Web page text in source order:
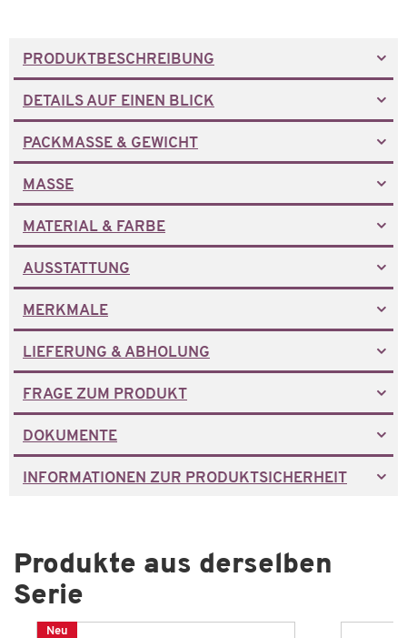
PRODUKTBESCHREIBUNG
DETAILS AUF EINEN BLICK
PACKMASSE & GEWICHT
MASSE
MATERIAL & FARBE
AUSSTATTUNG
MERKMALE
LIEFERUNG & ABHOLUNG
FRAGE ZUM PRODUKT
DOKUMENTE
INFORMATIONEN ZUR PRODUKTSICHERHEIT
Produkte aus derselben
Serie
Neu